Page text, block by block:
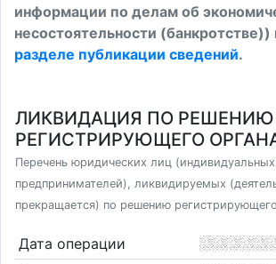
информации по делам об
несостоятельности (банкротстве))
разделе публикации сведений.
ЛИКВИДАЦИЯ ПО РЕШЕНИЮ
РЕГИСТРИРУЮЩЕГО
Перечень юридических лиц (индивидуальных
предпринимателей), ликвидируемых
прекращается) по решению
Дата операции